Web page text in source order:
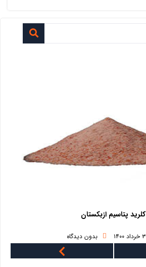
کلرید پتاسیم ازبکستان
۳ خرداد ۱۴۰۰ بدون دیدگاه